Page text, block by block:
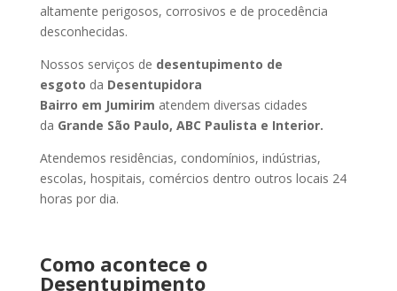
altamente perigosos, corrosivos e de procedência
desconhecidas.
Nossos serviços de desentupimento de
esgoto da Desentupidora
Bairro em Jumirim atendem diversas cidades
da Grande São Paulo, ABC Paulista e Interior.
Atendemos residências, condomínios, indústrias,
escolas, hospitais, comércios dentro outros locais 24
horas por dia.
Como acontece o
Desentupimento